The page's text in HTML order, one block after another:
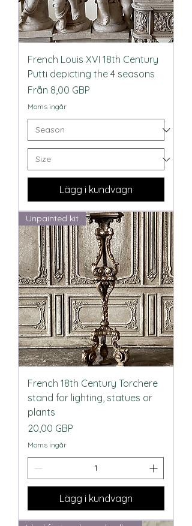
French Louis XVI 18th Century
Putti depicting the 4 seasons
Från 8,00 GBP
Reapris
Moms ingår
Lägg i kundvagn
Unpainted kit
French 18th Century Torchere
stand for lighting, statues or
plants
Pris
20,00 GBP
Moms ingår
Lägg i kundvagn